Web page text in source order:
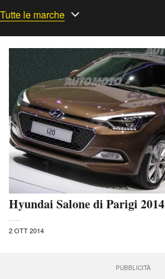
Tutte le marche
Hyundai Salone di Parigi 2014
2 OTT 2014
PUBBLICITÀ